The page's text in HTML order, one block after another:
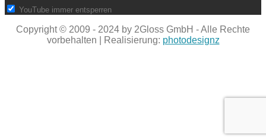
YouTube immer entsperren
Copyright © 2009 - 2024 by 2Gloss GmbH - Alle Rechte
vorbehalten | Realisierung: photodesignz